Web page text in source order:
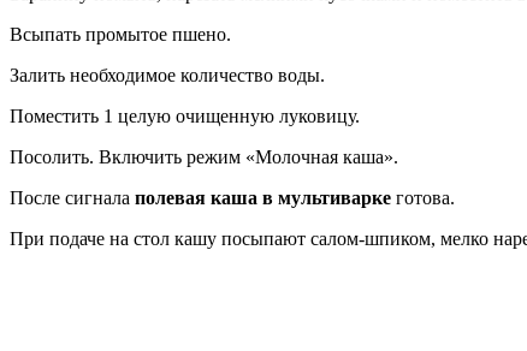
Всыпать промытое пшено.
Залить необходимое количество воды.
Поместить 1 целую очищенную луковицу.
Посолить. Включить режим «Молочная каша».
После сигнала полевая каша в мультиварке готова.
При подаче на стол кашу посыпают салом-шпиком, мелко